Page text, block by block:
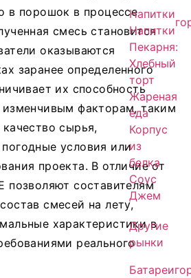
Напитки
Напитки
Пекарня:
Хлебный
торт
Жареная
еда
Корпус
из
белка
Соус
Джем
Другие
рынки
Батареи
в порошок в процессе
смесь становится
оказываются
заранее определенного
их способность
изменчивым факторам, таким
сырья,
условия или
проекта. В отличие от
позволяют составителям
смесей на лету,
характеристики в
реального